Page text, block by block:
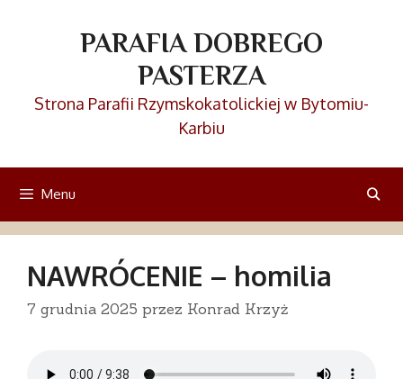
PARAFIA DOBREGO
PASTERZA
Strona Parafii Rzymskokatolickiej w Bytomiu-
Karbiu
Menu
NAWRÓCENIE – homilia
7 grudnia 2025 przez Konrad Krzyż